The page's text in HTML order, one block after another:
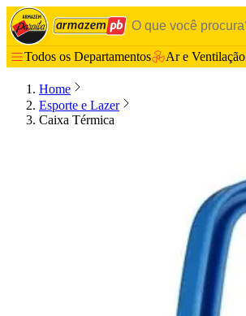
Todos os Departamentos Ar e Ventilação
Home
Esporte e Lazer
Caixa Térmica